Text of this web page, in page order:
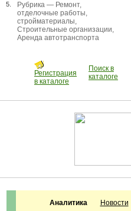
5. Рубрика — Ремонт,
отделочные работы,
стройматериалы,
Строительные организации,
Аренда автотранспорта
Регистрация
в каталоге
Поиск в
каталоге
Аналитика Новости